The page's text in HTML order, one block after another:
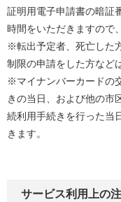
証明用電子申請書の暗証
時間をいただきますので
※転出予定者、死亡した
制限の申請をした方など
※マイナンバーカードの
きの当日、および他の市
続利用手続きを行った当
きます。
サービス利用上の